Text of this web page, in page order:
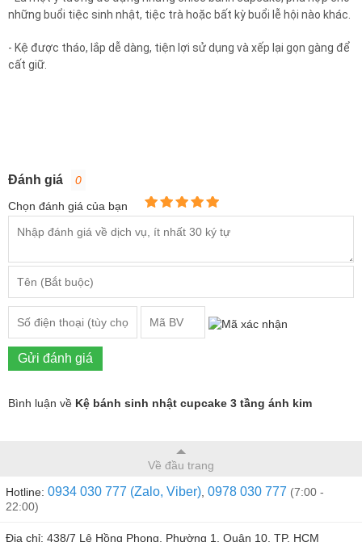
những buổi tiệc sinh nhật, tiệc trà hoặc bất kỳ buổi lễ hội nào khác.
- Kệ được tháo, lắp dễ dàng, tiện lợi sử dụng và xếp lại gọn gàng để
cất giữ.
Đánh giá
0
Chọn đánh giá của bạn
Gửi đánh giá
Bình luận về Kệ bánh sinh nhật cupcake 3 tầng ánh kim
Về đầu trang
Hotline: 0934 030 777 (Zalo, Viber), 0978 030 777 (7:00 -
22:00)
Địa chỉ: 438/7 Lê Hồng Phong, Phường 1, Quận 10, TP. HCM